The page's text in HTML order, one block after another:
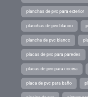
planchas de pvc para exterior
planchas de pvc blanco
plancha de pvc blanco
placas de pvc para paredes
placas de pvc para cocina
placa de pvc para baño